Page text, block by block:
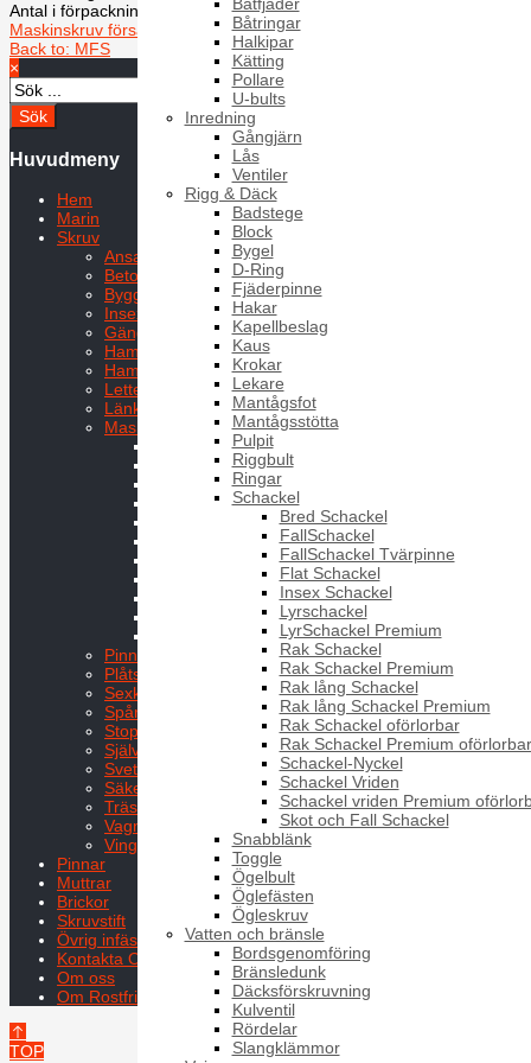
Båtringar
Halkipar
Kätting
Pollare
U-bults
Inredning
Gångjärn
Lås
Ventiler
Rigg & Däck
Badstege
Block
Bygel
D-Ring
Fjäderpinne
Hakar
Kapellbeslag
Kaus
Krokar
Lekare
Mantågsfot
Mantågsstötta
Pulpit
Riggbult
Ringar
Schackel
Bred Schackel
FallSchackel
FallSchackel Tvärpinne
Flat Schackel
Insex Schackel
Lyrschackel
LyrSchackel Premium
Rak Schackel
Rak Schackel Premium
Rak lång Schackel
Rak lång Schackel Premium
Rak Schackel oförlorbar
Rak Schackel Premium oförlorbar
Schackel-Nyckel
Schackel Vriden
Schackel vriden Premium
Skot och Fall Schackel
Snabblänk
Toggle
Ögelbult
Öglefästen
Ögleskruv
Vatten och bränsle
Bordsgenomföring
Bränsledunk
Däcksförskruvning
Kulventil
Rördelar
Slangklämmor
Antal i förpackning:50
Maskinskruv försänkt MFS DIN 963 A2 M12X45
Back to: MFS
×
Huvudmeny
Hem
Marin
Skruv
Ansatsskruvar
Betongskruv
Byggplåtskruv
Insexskruv
Gängpressande skruv
Hammarskruv
Hammarskruv HS
Letterskruv
Länkskruv
Maskinskruv
ISO7380 TX
Pinnskruv
Plåtskruv
Sexkantsskruv
Spårskruv
Stoppskruv
Självborrande
Svetsskruv
Säkerhetsskruv
Träskruvar
Vagnsbult
Vingskruv
Pinnar
Muttrar
Brickor
Skruvstift
Övrig infästning
Kontakta Oss
Om oss
Om Rostfritt
TOP